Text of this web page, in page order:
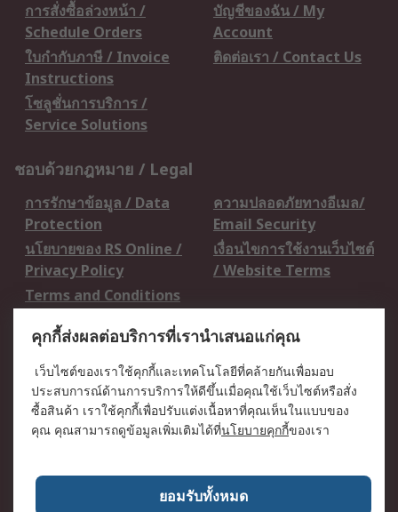
การสั่งซื้อล่วงหน้า /
Schedule Orders
บัญชีของฉัน / My
Account
ใบกำกับภาษี / Invoice
Instructions
ติดต่อเรา / Contact Us
โซลูชั่นการบริการ /
Service Solutions
ชอบด้วยกฎหมาย / Legal
การรักษาข้อมูล / Data
Protection
ความปลอดภัยทางอีเมล/
Email Security
นโยบายของ RS Online /
Privacy Policy
เงื่อนไขการใช้งานเว็บไซต์
/ Website Terms
Terms and Conditions
เกี่ยวกับ RS / About RS
RS ทั่วโลก / RS
Worldwide
ข่าวประชาสัมพันธ์ / Press
Centre
บริษัทในเครือ RS /
วิธีการชำระเงิน /
เกี่ยวกับ RS / About RS
อาชีพที่ RS / Careers
คุกกี้ส่งผลต่อบริการที่เรานำเสนอแก่คุณ
เว็บไซต์ของเราใช้คุกกี้และเทคโนโลยีที่คล้ายกันเพื่อมอบ
ประสบการณ์ด้านการบริการให้ดีขึ้นเมื่อคุณใช้เว็บไซต์หรือสั่ง
ซื้อสินค้า เราใช้คุกกี้เพื่อปรับแต่งเนื้อหาที่คุณเห็นในแบบของ
คุณ คุณสามารถดูข้อมูลเพิ่มเติมได้ที่นโยบายคุกกี้ของเรา
ยอมรับทั้งหมด